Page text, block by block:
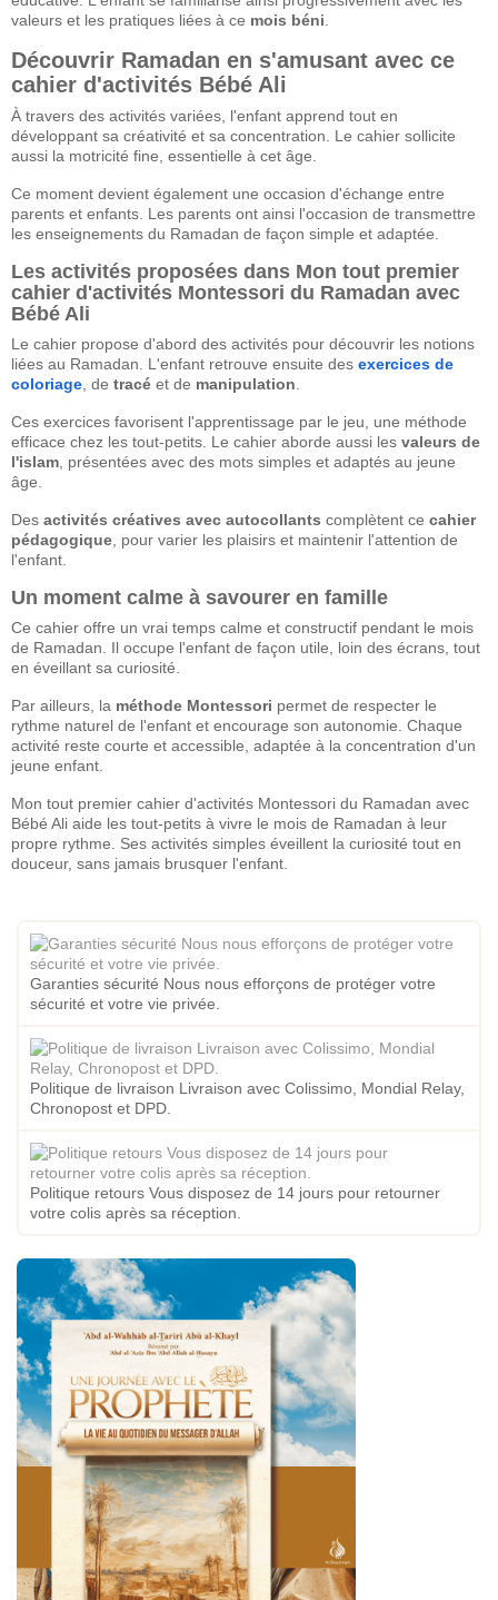
valeurs et les pratiques liées à ce mois béni
Découvrir Ramadan en s'amusant avec ce
cahier d'activités Bébé Ali
À travers des activités variées, l'enfant apprend tout en
développant sa créativité et sa concentration. Le cahier sollicite
aussi la motricité fine, essentielle à cet âge.
Ce moment devient également une occasion d'échange entre
parents et enfants. Les parents ont ainsi l'occasion de transmettre
les enseignements du Ramadan de façon simple et adaptée.
Les activités proposées dans Mon tout premier
cahier d'activités Montessori du Ramadan avec
Bébé Ali
Le cahier propose d'abord des activités pour découvrir les notions
liées au Ramadan. L'enfant retrouve ensuite des exercices de
coloriage , de tracé et de manipulation
Ces exercices favorisent l'apprentissage par le jeu, une méthode
efficace chez les tout-petits. Le cahier aborde aussi les valeurs de
l'islam , présentées avec des mots simples et adaptés au jeune
âge.
Des activités créatives avec autocollants complètent ce cahier
pédagogique , pour varier les plaisirs et maintenir l'attention de
l'enfant.
Un moment calme à savourer en famille
Ce cahier offre un vrai temps calme et constructif pendant le mois
de Ramadan. Il occupe l'enfant de façon utile, loin des écrans, tout
en éveillant sa curiosité.
Par ailleurs, la méthode Montessori permet de respecter le
rythme naturel de l'enfant et encourage son autonomie. Chaque
activité reste courte et accessible, adaptée à la concentration d'un
jeune enfant.
Mon tout premier cahier d'activités Montessori du Ramadan avec
Bébé Ali aide les tout-petits à vivre le mois de Ramadan à leur
propre rythme. Ses activités simples éveillent la curiosité tout en
douceur, sans jamais brusquer l'enfant.
Garanties sécurité Nous nous efforçons de protéger votre
sécurité et votre vie privée.
Politique de livraison Livraison avec Colissimo, Mondial Relay,
Chronopost et DPD.
Politique retours Vous disposez de 14 jours pour retourner
votre colis après sa réception.